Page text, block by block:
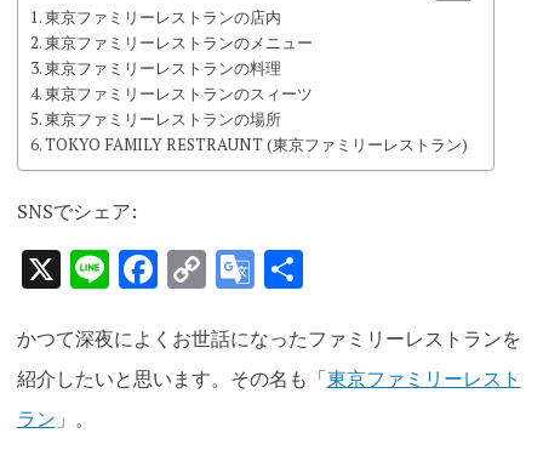
東京ファミリーレストランの店内
東京ファミリーレストランのメニュー
東京ファミリーレストランの料理
東京ファミリーレストランのスィーツ
東京ファミリーレストランの場所
TOKYO FAMILY RESTRAUNT (東京ファミリーレストラン)
SNSでシェア:
X LineFacebook
CopyGoogle
共
かつて深夜によくお世話になったファミリーレストランを
紹介したいと思います。その名も「東京ファミリーレスト
ラン 」。